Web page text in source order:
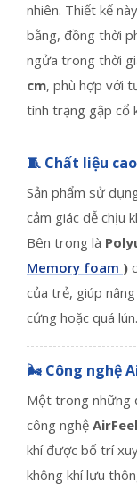
nhiên. Thiết kế
bằng, đồng thời
ngửa trong thời
cm, phù hợp với
tình trạng gập cổ
🧵 Chất liệu
Sản phẩm sử
cảm giác dễ chịu
Bên trong là
Memory foam )
của trẻ, giúp
cứng hoặc quá lún.
🌬️ Công nghệ
Một trong những
công nghệ
khí được bố trí
không khí lưu